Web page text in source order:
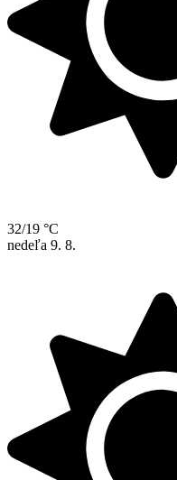
32/19 °C
nedeľa 9. 8.